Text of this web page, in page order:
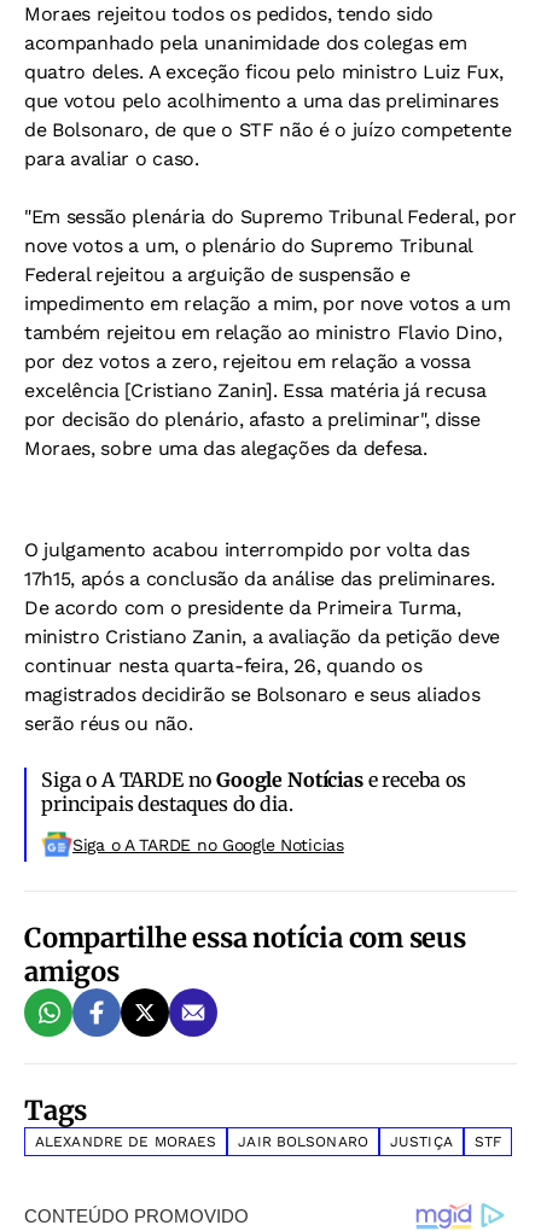
Moraes rejeitou todos os pedidos, tendo sido
acompanhado pela unanimidade dos colegas em
quatro deles. A exceção ficou pelo ministro Luiz Fux,
que votou pelo acolhimento a uma das preliminares
de Bolsonaro, de que o STF não é o juízo competente
para avaliar o caso.
"Em sessão plenária do Supremo Tribunal Federal, por
nove votos a um, o plenário do Supremo Tribunal
Federal rejeitou a arguição de suspensão e
impedimento em relação a mim, por nove votos a um
também rejeitou em relação ao ministro Flavio Dino,
por dez votos a zero, rejeitou em relação a vossa
excelência [Cristiano Zanin]. Essa matéria já recusa
por decisão do plenário, afasto a preliminar", disse
Moraes, sobre uma das alegações da defesa.
O julgamento acabou interrompido por volta das
17h15, após a conclusão da análise das preliminares.
De acordo com o presidente da Primeira Turma,
ministro Cristiano Zanin, a avaliação da petição deve
continuar nesta quarta-feira, 26, quando os
magistrados decidirão se Bolsonaro e seus aliados
serão réus ou não.
Siga o A TARDE noGoogle Notíciase receba os
principais destaques do dia.
Siga o A TARDE no Google Noticias
Compartilhe essa notícia com seus
amigos
Tags
ALEXANDRE DE MORAES JAIR BOLSONARO JUSTIÇA STF